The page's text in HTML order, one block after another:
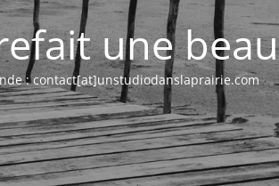
une
: contact[at]unstudiodanslaprairie.com